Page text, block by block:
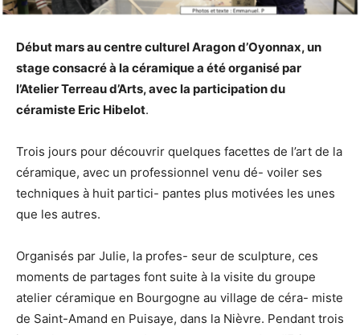
Début mars au centre culturel Aragon d’Oyonnax, un
stage consacré à la céramique a été organisé par
l’Atelier Terreau d’Arts, avec la participation du
céramiste Eric Hibelot.
Trois jours pour découvrir quelques facettes de l’art de la
céramique, avec un professionnel venu dé- voiler ses
techniques à huit partici- pantes plus motivées les unes
que les autres.
Organisés par Julie, la profes- seur de sculpture, ces
moments de partages font suite à la visite du groupe
atelier céramique en Bourgogne au village de céra- miste
de Saint-Amand en Puisaye, dans la Nièvre. Pendant trois